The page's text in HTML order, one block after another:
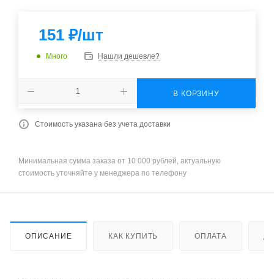
151 ₽/шт
Много Нашли дешевле?
В КОРЗИНУ
Стоимость указана без учета доставки
Минимальная сумма заказа от 10 000 рублей, актуальную
стоимость уточняйте у менеджера по телефону
ОПИСАНИЕ КАК КУПИТЬ ОПЛАТА